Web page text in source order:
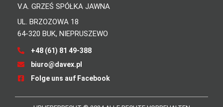
V.A. GRZEŚ SPÓŁKA JAWNA
UL. BRZOZOWA 18
64-320 BUK, NIEPRUSZEWO
+48 (61) 81 49-388
biuro@davex.pl
Folge uns auf Facebook